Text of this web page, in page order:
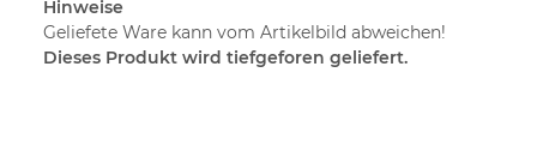
Hinweise
Geliefete Ware kann vom Artikelbild abweichen!
Dieses Produkt wird tiefgeforen geliefert.